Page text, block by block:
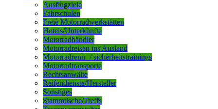
Ausflugziele
Fahrschulen
Freie Motorradwerkstätten
Hotels/Unterkünfte
Motorradhändler
Motorradreisen ins Ausland
Motorradrenn- / sicherheitstrainings
Motorradtransporte
Rechtsanwälte
Reifendienste/Hersteller
Sonstiges
Stammtische/Treffs